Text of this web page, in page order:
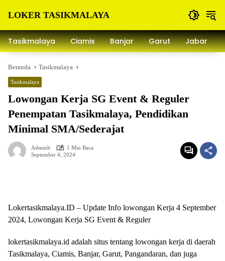
LOKER TASIKMALAYA
Lowongan
Kerja
dan
Sekitarna
Tasikmalaya Ciamis Banjar Garut Jabar
Beranda Tasikmalaya
Tasikmalaya
Lowongan Kerja SG Event & Reguler
Penempatan Tasikmalaya, Pendidikan
Minimal SMA/Sederajat
Adminlt
1 Min Baca
September 4, 2024
Lokertasikmalaya.ID – Update Info lowongan Kerja 4 September
2024, Lowongan Kerja SG Event & Reguler
lokertasikmalaya.id adalah situs tentang lowongan kerja di daerah
Tasikmalaya, Ciamis, Banjar, Garut, Pangandaran, dan juga